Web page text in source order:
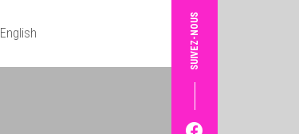
English SUIVEZ-NOUS